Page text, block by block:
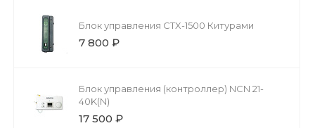
Блок управления CTX-1500 Китурами
7 800 ₽
Блок управления (контроллер) NCN 21-
40K(N)
17 500 ₽